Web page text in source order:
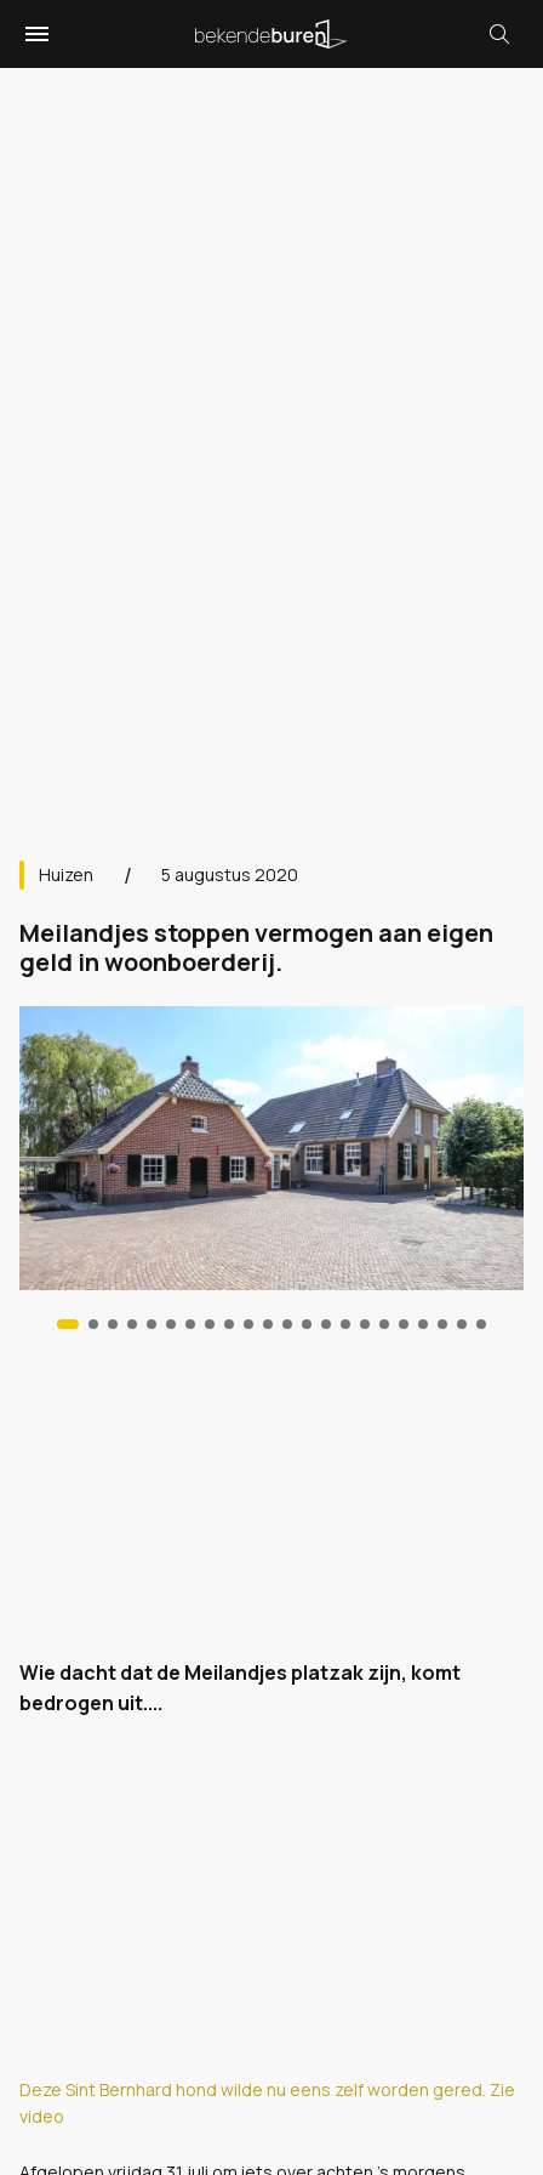
Huizen 5 augustus 2020
Meilandjes stoppen vermogen aan eigen
geld in woonboerderij.
Wie dacht dat de Meilandjes platzak zijn, komt
bedrogen uit....
Deze Sint Bernhard hond wilde nu eens zelf worden gered. Zie
video